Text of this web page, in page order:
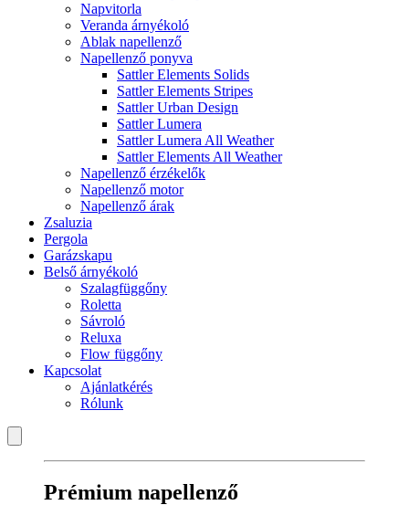
Napvitorla
Veranda árnyékoló
Ablak napellenző
Napellenző ponyva
Sattler Elements Solids
Sattler Elements Stripes
Sattler Urban Design
Sattler Lumera
Sattler Lumera All Weather
Sattler Elements All Weather
Napellenző érzékelők
Napellenző motor
Napellenző árak
Zsaluzia
Pergola
Garázskapu
Belső árnyékoló
Szalagfüggőny
Roletta
Sávroló
Reluxa
Flow függőny
Kapcsolat
Ajánlatkérés
Rólunk
Prémium napellenző